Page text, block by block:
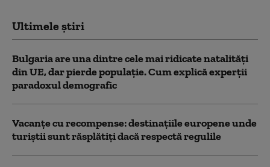
Ultimele știri
Bulgaria are una dintre cele mai ridicate natalități
din UE, dar pierde populație. Cum explică experții
paradoxul demografic
Vacanțe cu recompense: destinațiile europene unde
turiștii sunt răsplătiți dacă respectă regulile